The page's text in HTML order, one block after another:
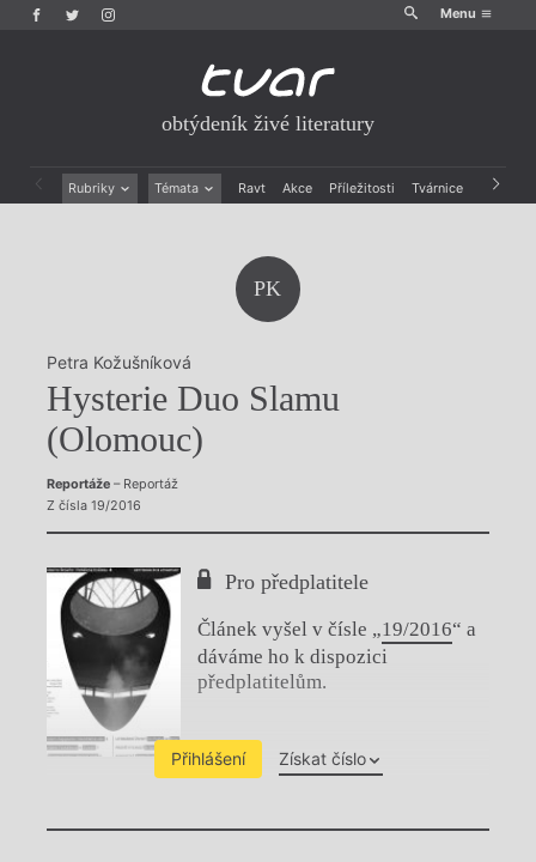
Menu
obtýdeník živé literatury
Rubriky Témata Ravt Akce Příležitosti Tvárnice Archiv
PK
Petra Kožušníková
Hysterie Duo Slamu
(Olomouc)
Reportáže– Reportáž
Z čísla 19/2016
Pro předplatitele
Článek vyšel v čísle „19/2016“ a
dáváme ho k dispozici
předplatitelům.
Přihlášení Získat číslo
Chviličku.